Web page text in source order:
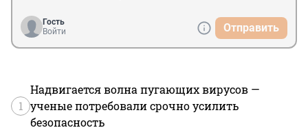
Гость
Войти
Отправить
1
Надвигается волна пугающих вирусов —
ученые потребовали срочно усилить
безопасность